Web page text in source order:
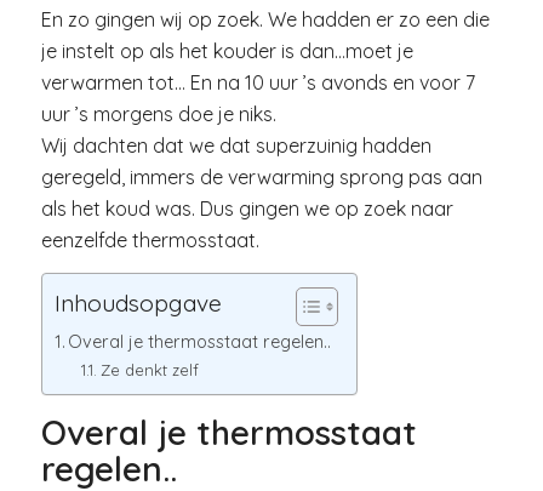
En zo gingen wij op zoek. We hadden er zo een die
je instelt op als het kouder is dan…moet je
verwarmen tot… En na 10 uur ’s avonds en voor 7
uur ’s morgens doe je niks.
Wij dachten dat we dat superzuinig hadden
geregeld, immers de verwarming sprong pas aan
als het koud was. Dus gingen we op zoek naar
eenzelfde thermosstaat.
Inhoudsopgave
Overal je thermosstaat regelen..
Ze denkt zelf
Overal je thermosstaat
regelen..